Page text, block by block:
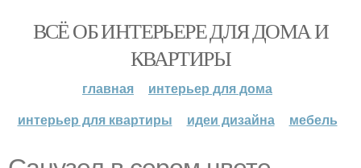
ВСЁ ОБ ИНТЕРЬЕРЕ ДЛЯ ДОМА И
КВАРТИРЫ
главная
интерьер для дома
интерьер для квартиры
идеи дизайна мебель